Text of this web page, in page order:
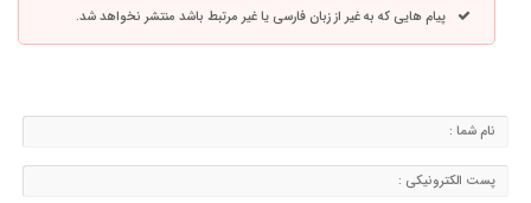
پیام هایی که به غیر از زبان فارسی یا غیر مرتبط باشد منتشر نخواهد شد.